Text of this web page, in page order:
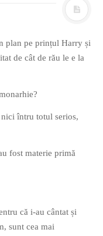
plan pe prințul Harry și
de cât de rău le e la
întru totul serios,
fost materie primă
că i-au cântat și
sunt cea mai